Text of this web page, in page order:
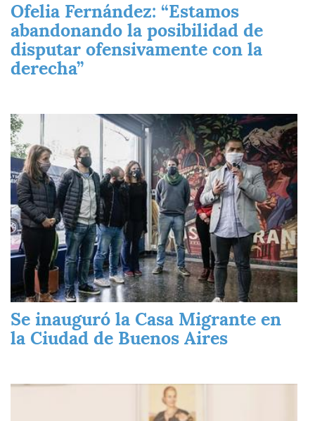
Ofelia Fernández: “Estamos
abandonando la posibilidad de
disputar ofensivamente con la
derecha”
Imagen
Se inauguró la Casa Migrante en
la Ciudad de Buenos Aires
Imagen